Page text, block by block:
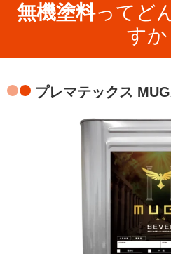
無機塗料ってど
すか
プレマテックス